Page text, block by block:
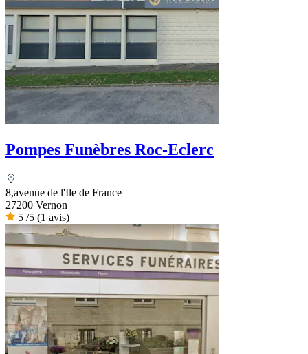
Pompes Funèbres Roc-Eclerc
8,avenue de l'Ile de France
27200 Vernon
5 /5 (1 avis)